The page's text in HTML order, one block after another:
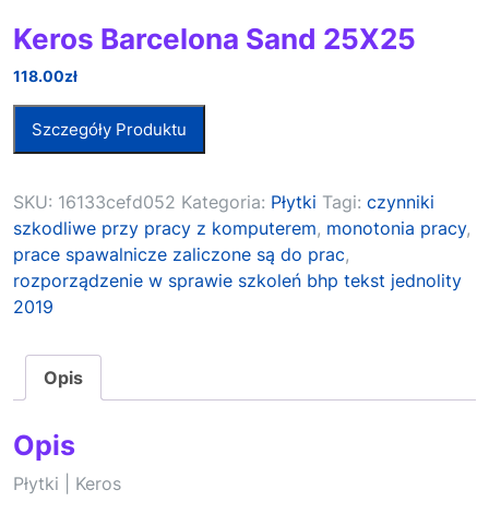
Keros Barcelona Sand 25X25
118.00zł
Szczegóły Produktu
SKU: 16133cefd052 Kategoria: Płytki Tagi: czynniki
szkodliwe przy pracy z komputerem, monotonia pracy,
prace spawalnicze zaliczone są do prac,
rozporządzenie w sprawie szkoleń bhp tekst jednolity
2019
Opis
Opis
Płytki | Keros